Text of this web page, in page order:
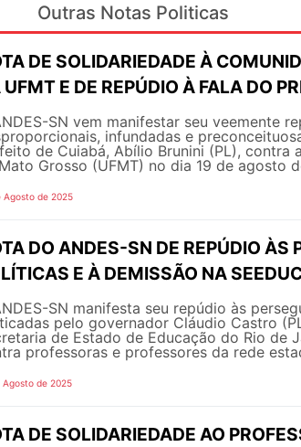
Outras Notas Politicas
DE SOLIDARIEDADE À
UFMT E DE REPÚDIO À FALA DO
SN vem manifestar seu veemente
infundadas e
de Cuiabá, Abílio Brunini (PL), contra
Grosso (UFMT) no dia 19 de agosto
Agosto de 2025
DO ANDES-SN DE REPÚDIO ÀS
E À DEMISSÃO NA
SN manifesta seu repúdio às
pelo governador Cláudio Castro
de Estado de Educação do Rio de
professoras e professores da rede
Agosto de 2025
DE SOLIDARIEDADE AO